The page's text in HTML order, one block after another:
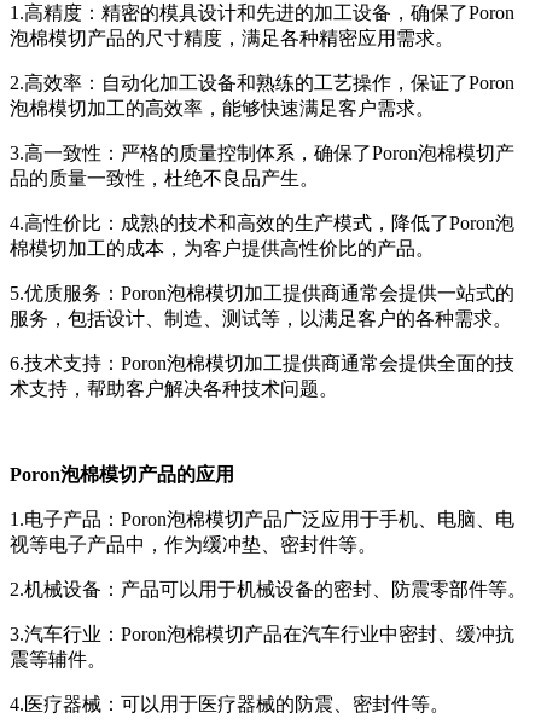
1.高精度：精密的模具设计和先进的加工设备，确保了Poron
泡棉模切产品的尺寸精度，满足各种精密应用需求。
2.高效率：自动化加工设备和熟练的工艺操作，保证了Poron
泡棉模切加工的高效率，能够快速满足客户需求。
3.高一致性：严格的质量控制体系，确保了Poron泡棉模切产
品的质量一致性，杜绝不良品产生。
4.高性价比：成熟的技术和高效的生产模式，降低了Poron泡
棉模切加工的成本，为客户提供高性价比的产品。
5.优质服务：Poron泡棉模切加工提供商通常会提供一站式的
服务，包括设计、制造、测试等，以满足客户的各种需求。
6.技术支持：Poron泡棉模切加工提供商通常会提供全面的技
术支持，帮助客户解决各种技术问题。
Poron泡棉模切产品的应用
1.电子产品：Poron泡棉模切产品广泛应用于手机、电脑、电
视等电子产品中，作为缓冲垫、密封件等。
2.机械设备：产品可以用于机械设备的密封、防震零部件等。
3.汽车行业：Poron泡棉模切产品在汽车行业中密封、缓冲抗
震等辅件。
4.医疗器械：可以用于医疗器械的防震、密封件等。